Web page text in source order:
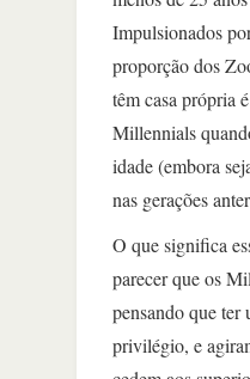
Impulsionados
proporção dos
têm casa própria
Millennials
idade (embora
nas gerações
O que significa
parecer que os
pensando que ter
privilégio, e